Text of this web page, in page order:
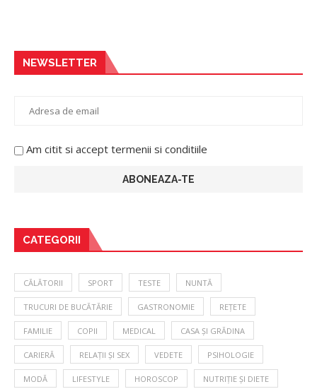
NEWSLETTER
Am citit si accept termenii si conditiile
CATEGORII
CĂLĂTORII SPORT TESTE NUNTĂ
TRUCURI DE BUCĂTĂRIE GASTRONOMIE REȚETE
FAMILIE COPII MEDICAL CASA ȘI GRĂDINA
CARIERĂ RELAȚII ȘI SEX VEDETE PSIHOLOGIE
MODĂ LIFESTYLE HOROSCOP NUTRIȚIE ȘI DIETE